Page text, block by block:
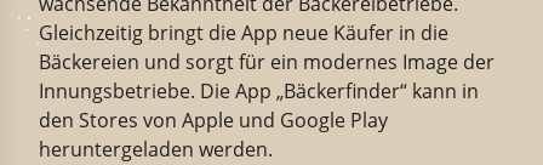
Gleichzeitig bringt die App neue Käufer in die
Bäckereien und sorgt für ein modernes Image der
Innungsbetriebe. Die App „Bäckerfinder“ kann in
den Stores von Apple und Google Play
heruntergeladen werden.